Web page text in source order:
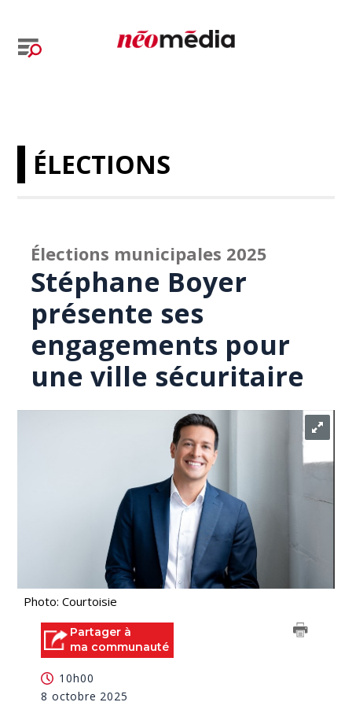
ÉLECTIONS
Élections municipales 2025
Stéphane Boyer
présente ses
engagements pour
une ville sécuritaire
Photo: Courtoisie
Partager à
ma communauté
10h00
8 octobre 2025